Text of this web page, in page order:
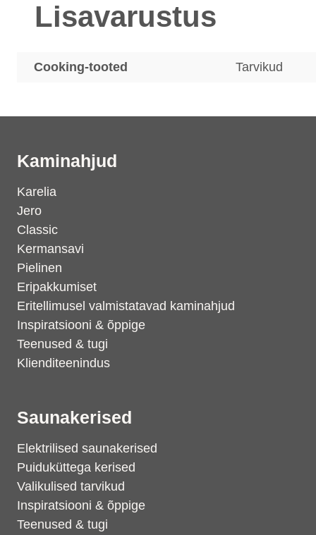
Lisavarustus
Cooking-tooted Tarvikud
Kaminahjud
Karelia
Jero
Classic
Kermansavi
Pielinen
Eripakkumiset
Eritellimusel valmistatavad kaminahjud
Inspiratsiooni & õppige
Teenused & tugi
Klienditeenindus
Saunakerised
Elektrilised saunakerised
Puiduküttega kerised
Valikulised tarvikud
Inspiratsiooni & õppige
Teenused & tugi